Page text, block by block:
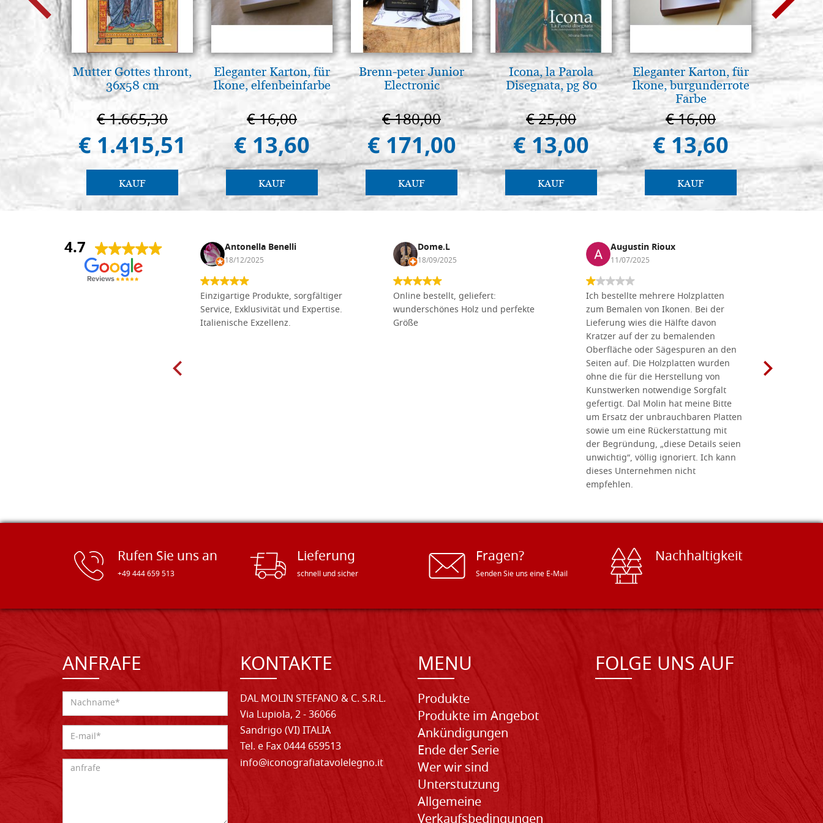
Mutter Gottes thront,
36x58 cm
€ 1.665,30
€ 1.415,51
KAUF
Eleganter Karton, für
Ikone, elfenbeinfarbe
€ 16,00
€ 13,60
KAUF
Brenn-peter Junior
Electronic
€ 180,00
€ 171,00
KAUF
Icona, la Parola
Disegnata, pg 80
€ 25,00
€ 13,00
KAUF
Eleganter Karton, für
Ikone, burgunderrote
Farbe
€ 16,00
€ 13,60
KAUF
L'uomo
Una
€
€
4.7
Anna Maria Negri Antonella Benelli
18/12/2025
Einzigartige Produkte, sorgfältiger
Service, Exklusivität und Expertise.
Italienische Exzellenz.
Dome.L
18/09/2025
Online bestellt, geliefert:
wunderschönes Holz und perfekte
Größe
Augustin Rioux
11/07/2025
Ich bestellte mehrere Holzplatten
zum Bemalen von Ikonen. Bei der
Lieferung wies die Hälfte davon
Kratzer auf der zu bemalenden
Oberfläche oder Sägespuren an den
Seiten auf. Die Holzplatten wurden
ohne die für die Herstellung von
Kunstwerken notwendige Sorgfalt
gefertigt. Dal Molin hat meine Bitte
um Ersatz der unbrauchbaren Platten
sowie um eine Rückerstattung mit
der Begründung, „diese Details seien
unwichtig“, völlig ignoriert. Ich kann
dieses Unternehmen nicht
empfehlen.
Rufen Sie uns an
+49 444 659 513
Lieferung
schnell und sicher
Fragen?
Senden Sie uns eine E-Mail
Nachhaltigkeit
ANFRAFE KONTAKTE
DAL MOLIN STEFANO & C. S.R.L.
Via Lupiola, 2 - 36066
Sandrigo (VI) ITALIA
Tel. e Fax 0444 659513
info@iconografiatavolelegno.it
MENU
Produkte
Produkte im Angebot
Ankündigungen
Ende der Serie
Wer wir sind
Unterstutzung
Allgemeine
FOLGE UNS AUF